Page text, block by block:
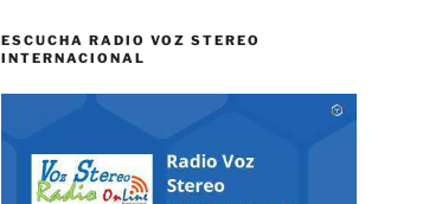
ESCUCHA RADIO VOZ STEREO
INTERNACIONAL